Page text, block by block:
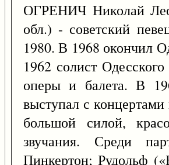
ОГРЕНИЧ Николай
обл.) - советский
1980. В 1968 окончил
1962 солист
оперы и балета. В
выступал с
большой силой,
звучания. Среди
Пинкертон; Рудольф